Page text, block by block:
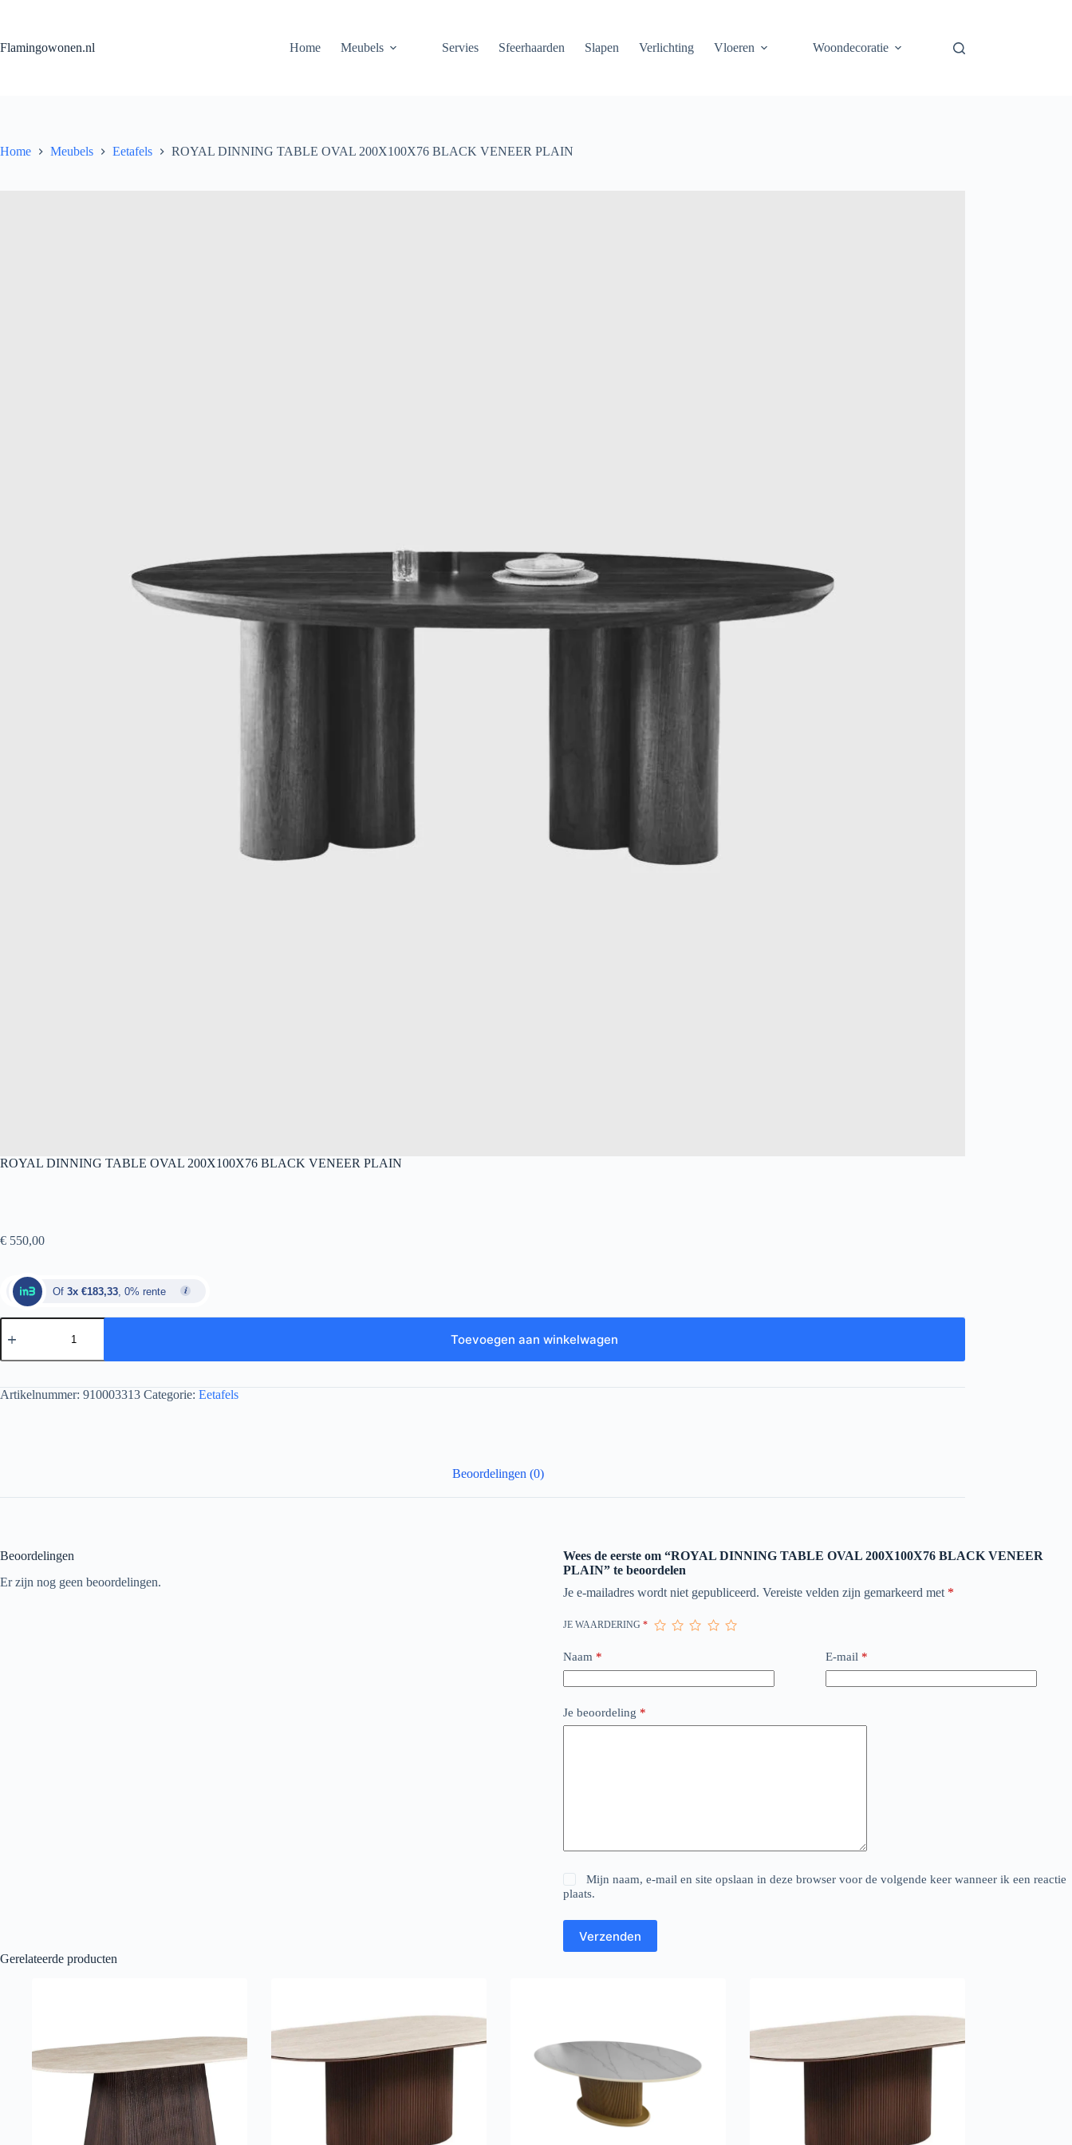
Flamingowonen.nl Home Meubels Servies Sfeerhaarden Slapen Verlichting Vloeren Woondecoratie
Home Meubels Eetafels ROYAL DINNING TABLE OVAL 200X100X76 BLACK VENEER PLAIN
ROYAL DINNING TABLE OVAL 200X100X76 BLACK VENEER PLAIN
€ 550,00
Of 3x €183,33 , 0% rente
Toevoegen aan winkelwagen
Artikelnummer: 910003313 Categorie: Eetafels
Beoordelingen (0)
Beoordelingen
Er zijn nog geen beoordelingen.
Wees de eerste om “ROYAL DINNING TABLE OVAL 200X100X76 BLACK VENEER
PLAIN” te beoordelen
Je e-mailadres wordt niet gepubliceerd. Vereiste velden zijn gemarkeerd met *
JE WAARDERING *
Naam* E-mail*
Je beoordeling *
Mijn naam, e-mail en site opslaan in deze browser voor de volgende keer wanneer ik een reactie
plaats.
Verzenden
Gerelateerde producten